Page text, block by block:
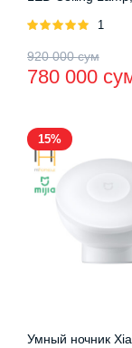
Оценка
1
920 000сум
цена
920
000 сум.
780 000
Текущая
цена:
000 сум.
15%
Умный ночник